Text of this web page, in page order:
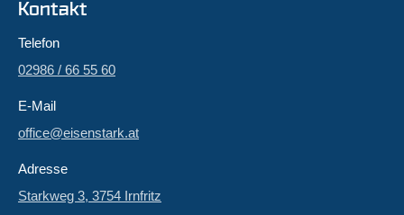
Kontakt
Telefon
02986 / 66 55 60
E-Mail
office@eisenstark.at
Adresse
Starkweg 3, 3754 Irnfritz